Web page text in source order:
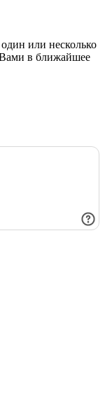
или несколько
в ближайшее